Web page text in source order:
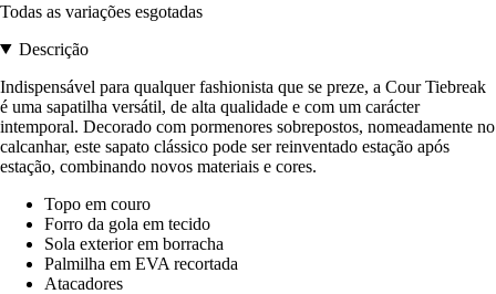
Todas as variações esgotadas
Descrição
Indispensável para qualquer fashionista que se preze, a Cour Tiebreak
é uma sapatilha versátil, de alta qualidade e com um carácter
intemporal. Decorado com pormenores sobrepostos, nomeadamente no
calcanhar, este sapato clássico pode ser reinventado estação após
estação, combinando novos materiais e cores.
Topo em couro
Forro da gola em tecido
Sola exterior em borracha
Palmilha em EVA recortada
Atacadores